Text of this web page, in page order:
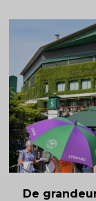
De